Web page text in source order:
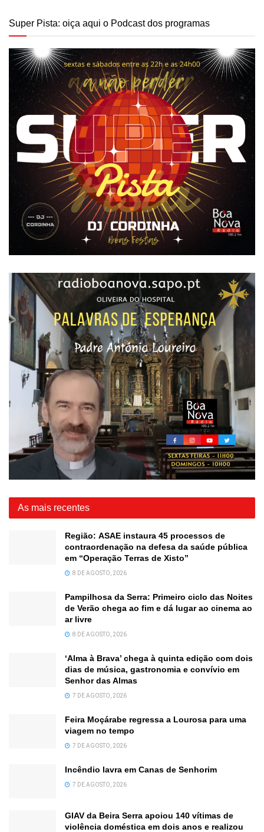
Super Pista: oiça aqui o Podcast dos programas
As mais recentes
Região: ASAE instaura 45 processos de
contraordenação na defesa da saúde pública
em “Operação Terras de Xisto”
8 DE AGOSTO, 2026
Pampilhosa da Serra: Primeiro ciclo das Noites
de Verão chega ao fim e dá lugar ao cinema ao
ar livre
8 DE AGOSTO, 2026
‘Alma à Brava’ chega à quinta edição com dois
dias de música, gastronomia e convívio em
Senhor das Almas
7 DE AGOSTO, 2026
Feira Moçárabe regressa a Lourosa para uma
viagem no tempo
7 DE AGOSTO, 2026
Incêndio lavra em Canas de Senhorim
7 DE AGOSTO, 2026
GIAV da Beira Serra apoiou 140 vítimas de
violência doméstica em dois anos e realizou